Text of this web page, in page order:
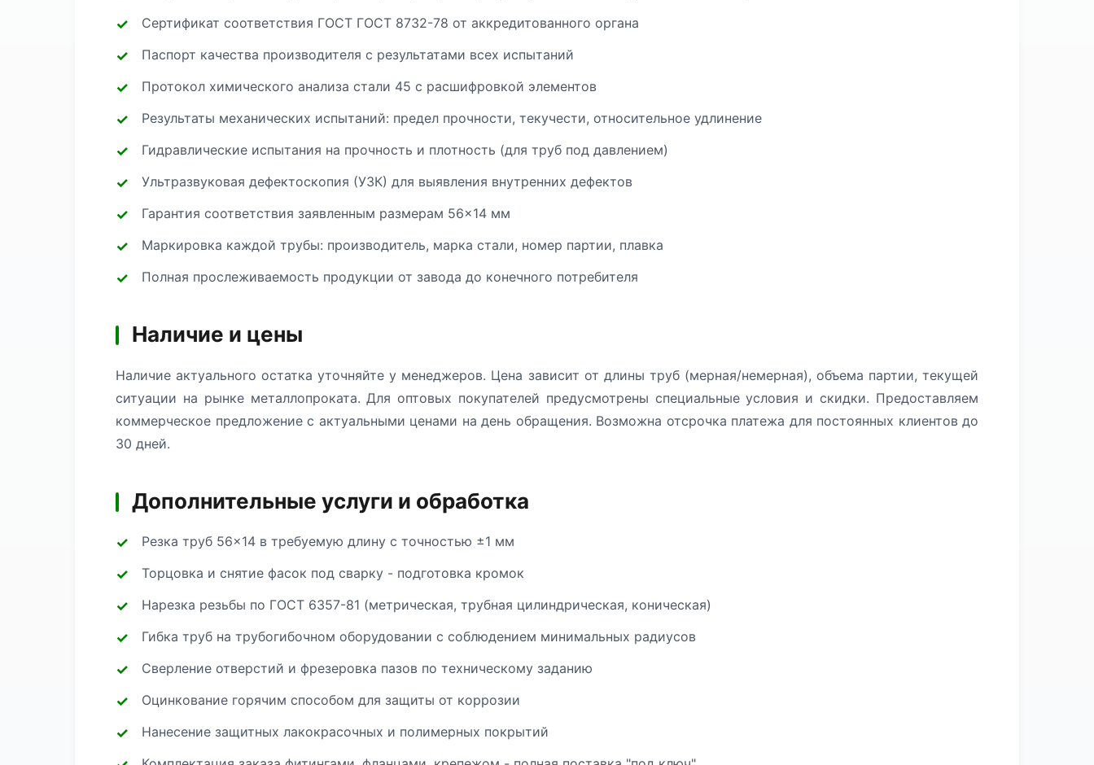
Сертификат соответствия ГОСТ ГОСТ 8732-78 от аккредитованного органа
Паспорт качества производителя с результатами всех испытаний
Протокол химического анализа стали 45 с расшифровкой элементов
Результаты механических испытаний: предел прочности, текучести, относительное удлинение
Гидравлические испытания на прочность и плотность (для труб под давлением)
Ультразвуковая дефектоскопия (УЗК) для выявления внутренних дефектов
Гарантия соответствия заявленным размерам 56×14 мм
Маркировка каждой трубы: производитель, марка стали, номер партии, плавка
Полная прослеживаемость продукции от завода до конечного потребителя
Наличие и цены
Наличие актуального остатка уточняйте у менеджеров. Цена зависит от длины труб (мерная/немерная), объема партии, текущей
ситуации на рынке металлопроката. Для оптовых покупателей предусмотрены специальные условия и скидки. Предоставляем
коммерческое предложение с актуальными ценами на день обращения. Возможна отсрочка платежа для постоянных клиентов до
30 дней.
Дополнительные услуги и обработка
Резка труб 56×14 в требуемую длину с точностью ±1 мм
Торцовка и снятие фасок под сварку - подготовка кромок
Нарезка резьбы по ГОСТ 6357-81 (метрическая, трубная цилиндрическая, коническая)
Гибка труб на трубогибочном оборудовании с соблюдением минимальных радиусов
Сверление отверстий и фрезеровка пазов по техническому заданию
Оцинкование горячим способом для защиты от коррозии
Нанесение защитных лакокрасочных и полимерных покрытий